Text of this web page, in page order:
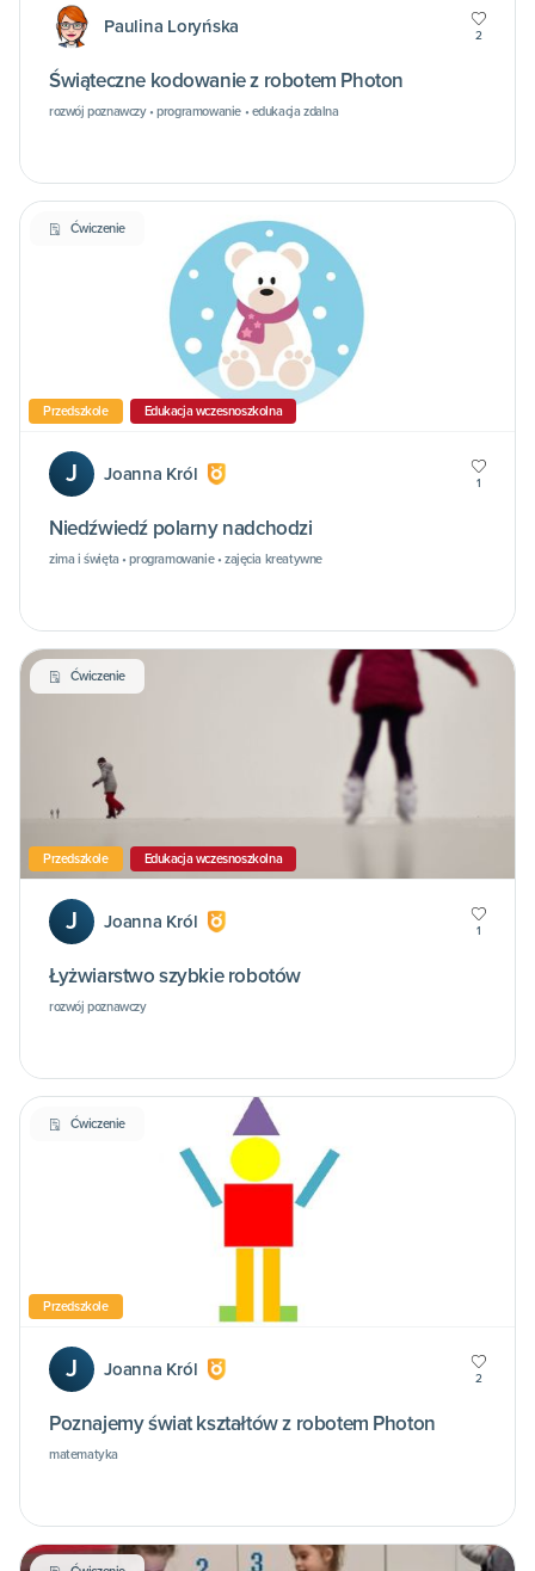
Paulina Loryńska 2
Świąteczne kodowanie z robotem Photon
rozwój poznawczy • programowanie • edukacja zdalna
Ćwiczenie
Przedszkole Edukacja wczesnoszkolna
J Joanna Król 1
Niedźwiedź polarny nadchodzi
zima i święta • programowanie • zajęcia kreatywne
Ćwiczenie
Przedszkole Edukacja wczesnoszkolna
J Joanna Król 1
Łyżwiarstwo szybkie robotów
rozwój poznawczy
Ćwiczenie
Przedszkole
J Joanna Król 2
Poznajemy świat kształtów z robotem Photon
matematyka